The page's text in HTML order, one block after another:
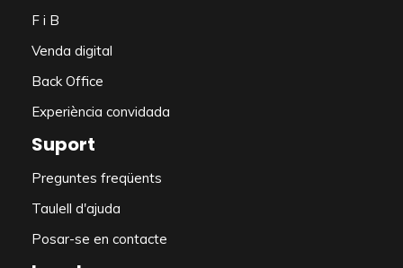
F i B
Venda digital
Back Office
Experiència convidada
Suport
Preguntes freqüents
Taulell d'ajuda
Posar-se en contacte